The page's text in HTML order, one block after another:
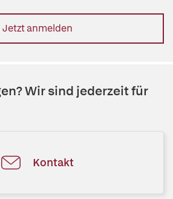
Jetzt anmelden
Wir sind jederzeit für
Kontakt